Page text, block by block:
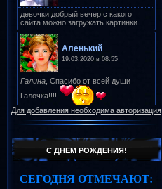
Для добавления необходима авторизация
С ДНЕМ РОЖДЕНИЯ!
СЕГОДНЯ ОТМЕЧАЮТ: